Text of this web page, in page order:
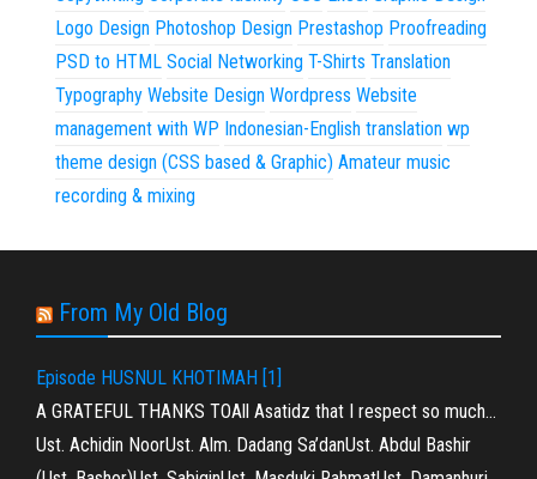
Logo Design Photoshop Design Prestashop Proofreading
PSD to HTML Social Networking T-Shirts Translation
Typography Website Design Wordpress Website
management with WP Indonesian-English translation wp
theme design (CSS based & Graphic) Amateur music
recording & mixing
From My Old Blog
Episode HUSNUL KHOTIMAH [1]
A GRATEFUL THANKS TOAll Asatidz that I respect so much…
Ust. Achidin NoorUst. Alm. Dadang Sa’danUst. Abdul Bashir